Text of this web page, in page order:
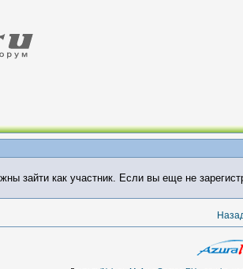
зайти как участник. Если вы еще не